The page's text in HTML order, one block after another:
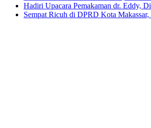
Hadiri Upacara Pemakaman dr. Eddy,
Sempat Ricuh di DPRD Kota